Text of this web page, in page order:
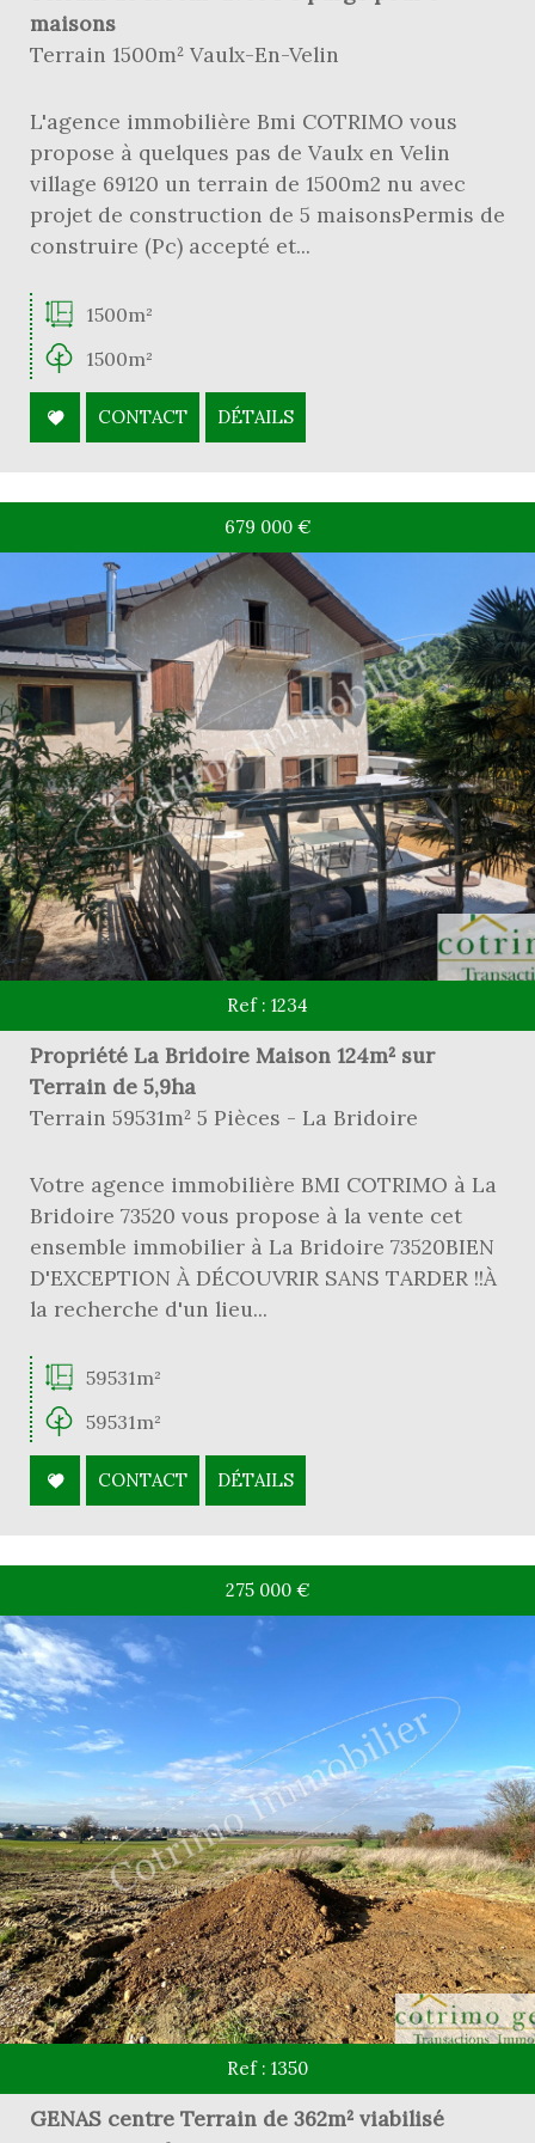
maisons
Terrain 1500m² Vaulx-En-Velin
L'agence immobilière Bmi COTRIMO vous
propose à quelques pas de Vaulx en Velin
village 69120 un terrain de 1500m2 nu avec
projet de construction de 5 maisonsPermis de
construire (Pc) accepté et...
1500m²
1500m²
CONTACT DÉTAILS
679 000 €
Ref : 1234
Propriété La Bridoire Maison 124m² sur
Terrain de 5,9ha
Terrain 59531m² 5 Pièces - La Bridoire
Votre agence immobilière BMI COTRIMO à La
Bridoire 73520 vous propose à la vente cet
ensemble immobilier à La Bridoire 73520BIEN
D'EXCEPTION À DÉCOUVRIR SANS TARDER !!À
la recherche d'un lieu...
59531m²
59531m²
CONTACT DÉTAILS
275 000 €
Ref : 1350
GENAS centre Terrain de 362m² viabilisé